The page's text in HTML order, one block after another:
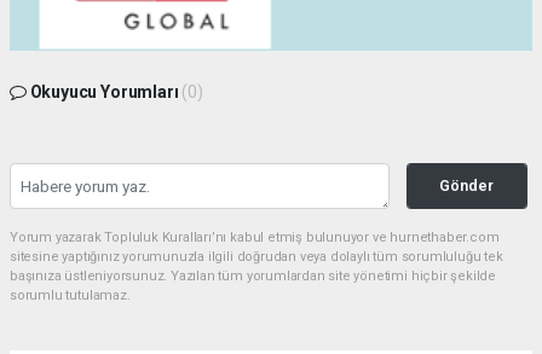
Okuyucu Yorumları (0)
Gönder
Yorum yazarak Topluluk Kuralları’nı kabul etmiş bulunuyor ve hurnethaber.com
sitesine yaptığınız yorumunuzla ilgili doğrudan veya dolaylı tüm sorumluluğu tek
başınıza üstleniyorsunuz. Yazılan tüm yorumlardan site yönetimi hiçbir şekilde
sorumlu tutulamaz.